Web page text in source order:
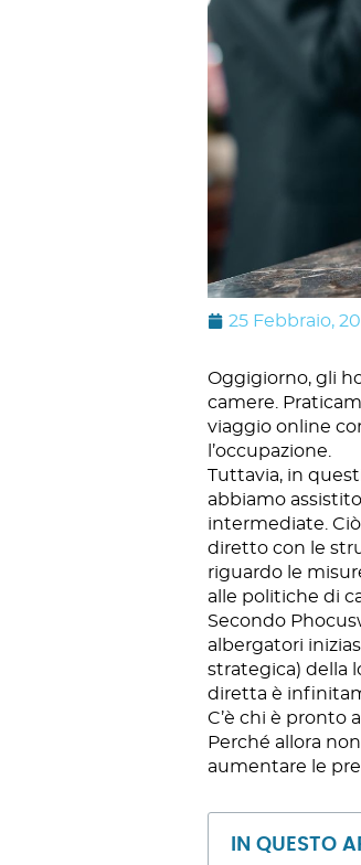
25 Febbraio,
Oggigiorno, gli
camere.
viaggio online
l’occupazione.
Tuttavia, in
abbiamo
intermediate.
diretto con le
riguardo le
alle politiche di
Secondo
albergatori
strategica) della
diretta è
C’è chi è pronto
Perché allora
aumentare le
IN QUESTO